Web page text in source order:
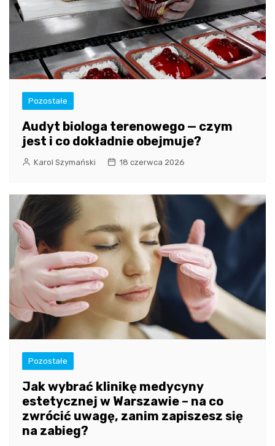
Pozostałe
Audyt biologa terenowego — czym
jest i co dokładnie obejmuje?
Karol Szymański 18 czerwca 2026
Pozostałe
Jak wybrać klinikę medycyny
estetycznej w Warszawie – na co
zwrócić uwagę, zanim zapiszesz się
na zabieg?